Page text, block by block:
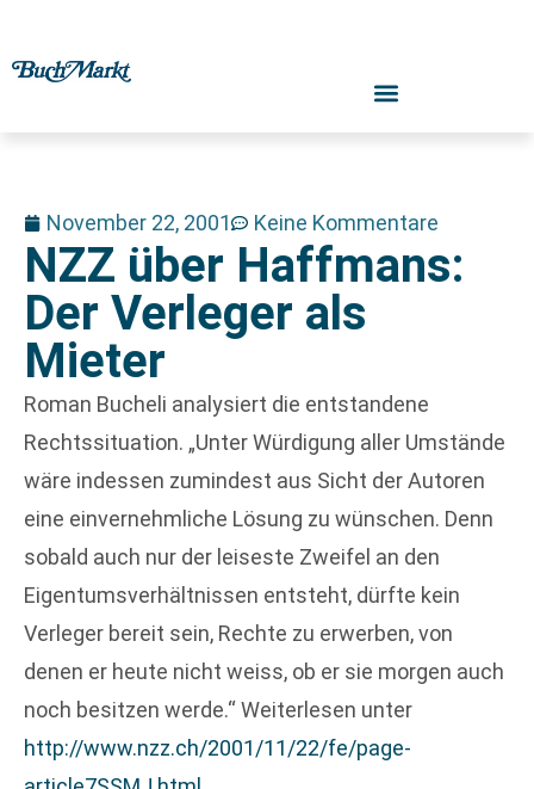
November 22, 2001 Keine Kommentare
NZZ über Haffmans:
Der Verleger als
Mieter
Roman Bucheli analysiert die entstandene
Rechtssituation. „Unter Würdigung aller Umstände
wäre indessen zumindest aus Sicht der Autoren
eine einvernehmliche Lösung zu wünschen. Denn
sobald auch nur der leiseste Zweifel an den
Eigentumsverhältnissen entsteht, dürfte kein
Verleger bereit sein, Rechte zu erwerben, von
denen er heute nicht weiss, ob er sie morgen auch
noch besitzen werde.“ Weiterlesen unter
http://www.nzz.ch/2001/11/22/fe/page-